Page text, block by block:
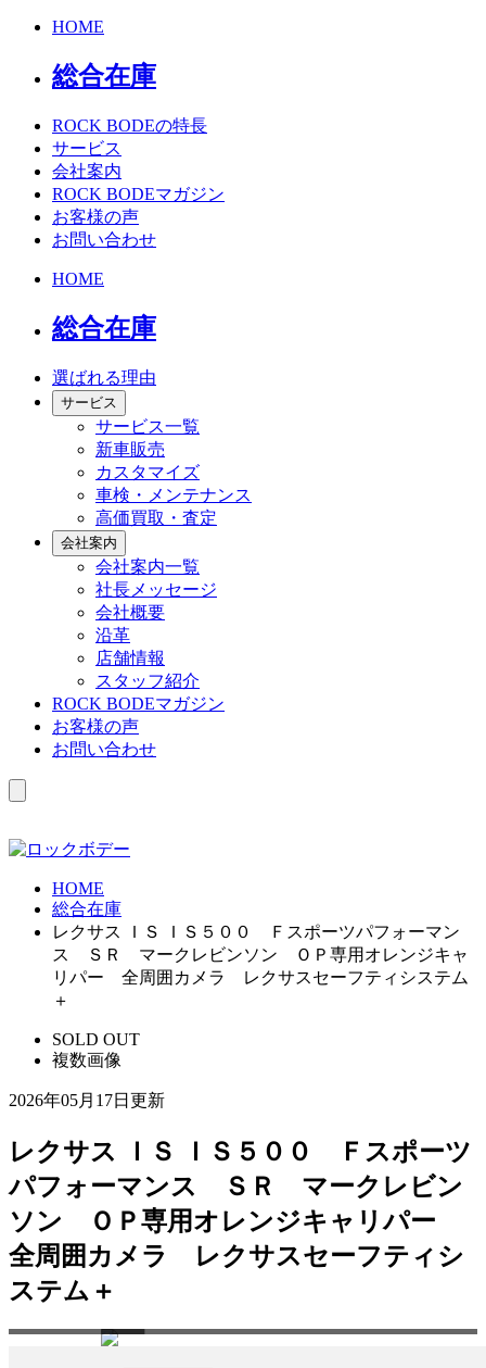
HOME
総合在庫
ROCK BODEの特長
サービス
会社案内
ROCK BODEマガジン
お客様の声
お問い合わせ
HOME
総合在庫
選ばれる理由
サービス
サービス一覧
新車販売
カスタマイズ
車検・メンテナンス
高価買取・査定
会社案内
会社案内一覧
社長メッセージ
会社概要
沿革
店舗情報
スタッフ紹介
ROCK BODEマガジン
お客様の声
お問い合わせ
HOME
総合在庫
レクサス ＩＳ ＩＳ５００ Ｆスポーツパフォーマン
ス ＳＲ マークレビンソン ＯＰ専用オレンジキャ
リパー 全周囲カメラ レクサスセーフティシステム
＋
SOLD OUT
複数画像
2026年05月17日更新
レクサス ＩＳ ＩＳ５００ Ｆスポーツ
パフォーマンス ＳＲ マークレビン
ソン ＯＰ専用オレンジキャリパー
全周囲カメラ レクサスセーフティシ
ステム＋
の
ざい ☆ローンでのご購入をお考えのお客様もお気軽にご相談下さい♪頭金０円からＯＫ☆